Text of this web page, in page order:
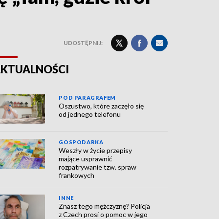
UDOSTĘPNIJ:
POD PARAGRAFEM
Oszustwo, które zaczęło się
od jednego telefonu
GOSPODARKA
Weszły w życie przepisy
mające usprawnić
rozpatrywanie tzw. spraw
frankowych
INNE
Znasz tego mężczyznę? Policja
z Czech prosi o pomoc w jego